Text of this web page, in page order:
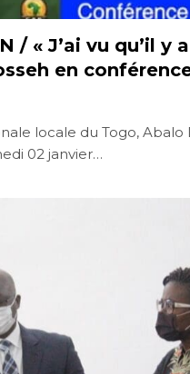
/ « J’ai vu qu’il y
en
locale du Togo, Abalo
02 janvier…